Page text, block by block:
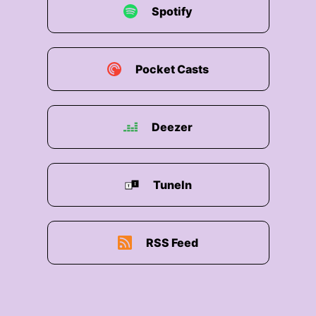
00:02:11: Thomas teilt seine Sicht auf autonome
Taxis, die Rolle klassischer Taxiinfrastrukturen
Die wichtigsten Entscheidungen, die ein CEO
treffen muss wenn Mobilität nicht nur bequemer
sondern nachhaltiger werden soll.
00:02:25: Eine wirklich spannende Folge über
Wachstum, Partnerschaften und die Zukunft U-
Bahner Mobilität.
00:02:37: Moin Thomas
00:02:37: Moin Sven
00:02:39: Ich freue mich hier zu sein und lassen
Spotify
Pocket Casts
Deezer
TuneIn
RSS Feed